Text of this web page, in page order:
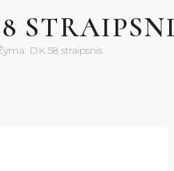
DK 58 straipsnisDUK